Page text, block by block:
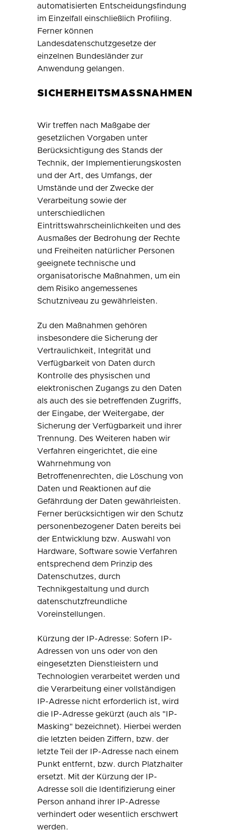
automatisierten Entscheidungsfindung
im Einzelfall einschließlich Profiling.
Ferner können
Landesdatenschutzgesetze der
einzelnen Bundesländer zur
Anwendung gelangen.
SICHERHEITSMASSNAHMEN
Wir treffen nach Maßgabe der
gesetzlichen Vorgaben unter
Berücksichtigung des Stands der
Technik, der Implementierungskosten
und der Art, des Umfangs, der
Umstände und der Zwecke der
Verarbeitung sowie der
unterschiedlichen
Eintrittswahrscheinlichkeiten und des
Ausmaßes der Bedrohung der Rechte
und Freiheiten natürlicher Personen
geeignete technische und
organisatorische Maßnahmen, um ein
dem Risiko angemessenes
Schutzniveau zu gewährleisten.
Zu den Maßnahmen gehören
insbesondere die Sicherung der
Vertraulichkeit, Integrität und
Verfügbarkeit von Daten durch
Kontrolle des physischen und
elektronischen Zugangs zu den Daten
als auch des sie betreffenden Zugriffs,
der Eingabe, der Weitergabe, der
Sicherung der Verfügbarkeit und ihrer
Trennung. Des Weiteren haben wir
Verfahren eingerichtet, die eine
Wahrnehmung von
Betroffenenrechten, die Löschung von
Daten und Reaktionen auf die
Gefährdung der Daten gewährleisten.
Ferner berücksichtigen wir den Schutz
personenbezogener Daten bereits bei
der Entwicklung bzw. Auswahl von
Hardware, Software sowie Verfahren
entsprechend dem Prinzip des
Datenschutzes, durch
Technikgestaltung und durch
datenschutzfreundliche
Voreinstellungen.
Kürzung der IP-Adresse: Sofern IP-
Adressen von uns oder von den
eingesetzten Dienstleistern und
Technologien verarbeitet werden und
die Verarbeitung einer vollständigen
IP-Adresse nicht erforderlich ist, wird
die IP-Adresse gekürzt (auch als "IP-
Masking" bezeichnet). Hierbei werden
die letzten beiden Ziffern, bzw. der
letzte Teil der IP-Adresse nach einem
Punkt entfernt, bzw. durch Platzhalter
ersetzt. Mit der Kürzung der IP-
Adresse soll die Identifizierung einer
Person anhand ihrer IP-Adresse
verhindert oder wesentlich erschwert
werden.